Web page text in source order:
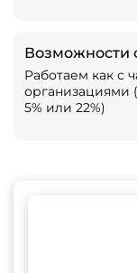
Возможности
Работаем как с
организациями
5% или 22%)